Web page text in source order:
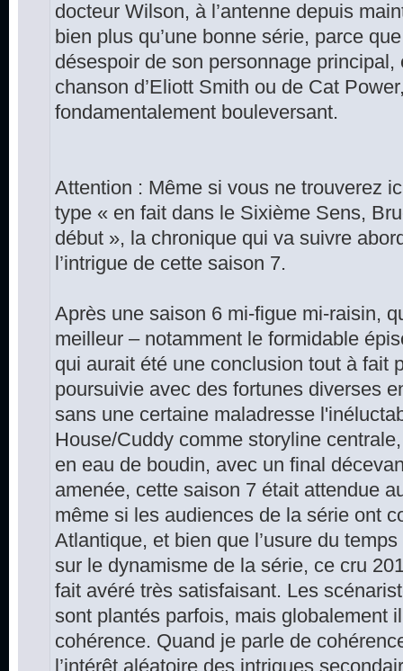
docteur Wilson, à l’antenne depuis
bien plus qu’une bonne série, parce
désespoir de son personnage
chanson d’Eliott Smith ou de Cat
fondamentalement bouleversant.
Attention : Même si vous ne trouverez
type « en fait dans le Sixième Sens,
début », la chronique qui va suivre
l’intrigue de cette saison 7.
Après une saison 6 mi-figue mi-raisin,
meilleur – notamment le formidable
qui aurait été une conclusion tout à fait
poursuivie avec des fortunes diverses
sans une certaine maladresse
House/Cuddy comme storyline
en eau de boudin, avec un final
amenée, cette saison 7 était attendue
même si les audiences de la série ont
Atlantique, et bien que l’usure du
sur le dynamisme de la série, ce cru
fait avéré très satisfaisant. Les
sont plantés parfois, mais globalement
cohérence. Quand je parle de